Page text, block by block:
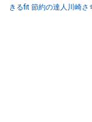
きるfit 節約の達人川崎さ
スマホ1つでスキマ時間